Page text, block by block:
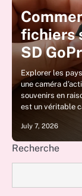
fichiers
SD
Explorer les
une caméra
souvenirs en
est un véritable
July 7, 2026
Recherche